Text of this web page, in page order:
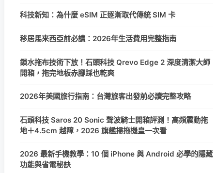
科技新知：為什麼 eSIM 正逐漸取代傳統 SIM 卡
移居馬來西亞前必讀：2026年生活費用完整指南
鎖水拖布技術下放！石頭科技 Qrevo Edge 2 深度清潔大師
開箱，拖完地板赤腳踩也乾爽
2026年美國旅行指南：台灣旅客出發前必讀完整攻略
石頭科技 Saros 20 Sonic 聲波騎士開箱評測！高頻震動拖
地＋4.5cm 越障，2026 旗艦掃拖機皇一次看
2026 最新手機教學：10 個 iPhone 與 Android 必學的隱藏
功能與省電秘訣